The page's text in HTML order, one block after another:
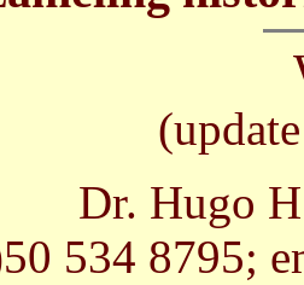
Dr. Hugo
534 8795;